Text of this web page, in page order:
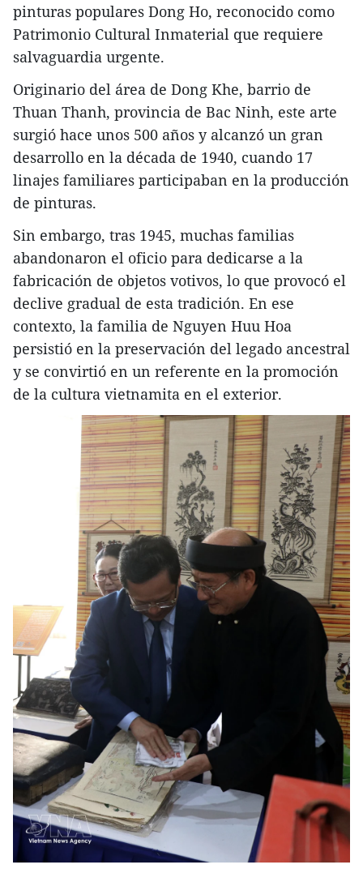
pinturas populares Dong Ho, reconocido como
Patrimonio Cultural Inmaterial que requiere
salvaguardia urgente.
Originario del área de Dong Khe, barrio de
Thuan Thanh, provincia de Bac Ninh, este arte
surgió hace unos 500 años y alcanzó un gran
desarrollo en la década de 1940, cuando 17
linajes familiares participaban en la producción
de pinturas.
Sin embargo, tras 1945, muchas familias
abandonaron el oficio para dedicarse a la
fabricación de objetos votivos, lo que provocó el
declive gradual de esta tradición. En ese
contexto, la familia de Nguyen Huu Hoa
persistió en la preservación del legado ancestral
y se convirtió en un referente en la promoción
de la cultura vietnamita en el exterior.